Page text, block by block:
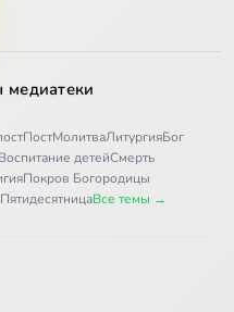
медиатеки
ПостМолитваЛитургияБог
Воспитание детейСмерть
Покров Богородицы
ПятидесятницаВсе темы →